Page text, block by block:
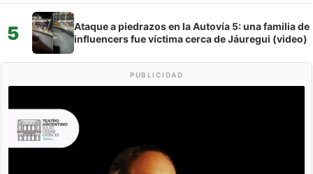
5
Ataque a piedrazos en la Autovía 5: una familia de
influencers fue víctima cerca de Jáuregui (video)
PUBLICIDAD